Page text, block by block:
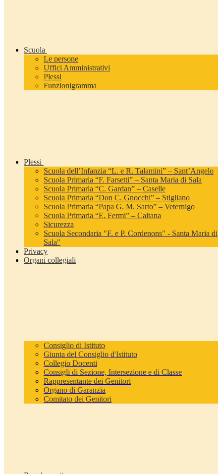
Scuola
Le persone
Uffici Amministrativi
Plessi
Funzionigramma
Plessi
Scuola dell’Infanzia “L. e R. Talamini” – Sant’Angelo
Scuola Primaria “F. Farsetti” – Santa Maria di Sala
Scuola Primaria “C. Gardan” – Caselle
Scuola Primaria “Don C. Gnocchi” – Stigliano
Scuola Primaria “Papa G. M. Sarto” – Veternigo
Scuola Primaria “E. Fermi” – Caltana
Sicurezza
Scuola Secondaria "F. e P. Cordenons" - Santa Maria di
Sala"
Privacy
Organi collegiali
Consiglio di Istituto
Giunta del Consiglio d'Istituto
Collegio Docenti
Consigli di Sezione, Intersezione e di Classe
Rappresentante dei Genitori
Organo di Garanzia
Comitato dei Genitori